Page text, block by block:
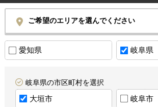
ご希望のエリアを選んでください
愛知県 岐阜県
岐阜県の市区町村を選択
大垣市 岐阜市